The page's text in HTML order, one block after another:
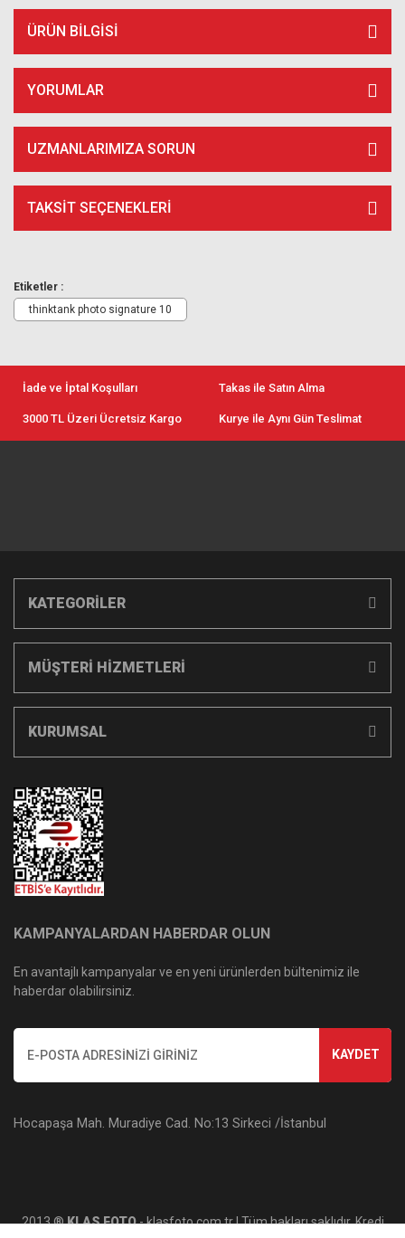
ÜRÜN BILGISI
YORUMLAR
UZMANLARIMIZA SORUN
TAKSIT SEÇENEKLERI
Etiketler :
thinktank photo signature 10
İade ve İptal Koşulları Takas ile Satın Alma
3000 TL Üzeri Ücretsiz Kargo Kurye ile Aynı Gün Teslimat
KATEGORİLER
MÜŞTERİ HİZMETLERİ
KURUMSAL
KAMPANYALARDAN HABERDAR OLUN
En avantajlı kampanyalar ve en yeni ürünlerden bültenimiz ile
haberdar olabilirsiniz.
KAYDET
Hocapaşa Mah. Muradiye Cad. No:13 Sirkeci /İstanbul
2013 ®KLAS FOTO- klasfoto.com.tr | Tüm hakları saklıdır. Kredi